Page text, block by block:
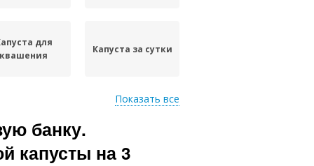
для
квашения
Капуста за сутки
рассоле
Показать все
банку.
капусты на 3